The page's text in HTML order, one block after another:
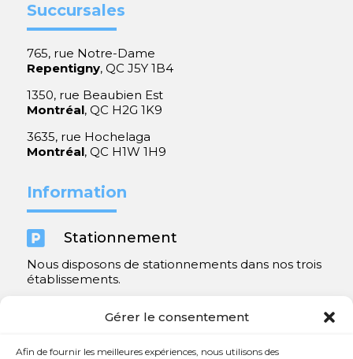
Gérer le consentement
Afin de fournir les meilleures expériences, nous utilisons des
Succursales
765, rue Notre-Dame
Repentigny, QC J5Y 1B4
1350, rue Beaubien Est
Montréal, QC H2G 1K9
3635, rue Hochelaga
Montréal, QC H1W 1H9
Information
 Stationnement
Nous disposons de stationnements dans nos trois
établissements.
Contact